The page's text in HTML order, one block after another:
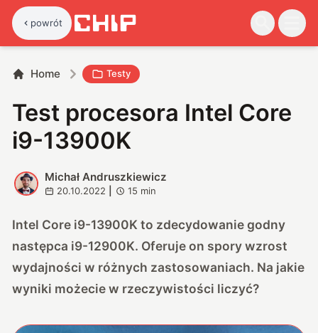
powrót
Home Testy
Test procesora Intel Core
i9-13900K
M
Michał Andruszkiewicz
20.10.2022 15 min
Intel Core i9-13900K to zdecydowanie godny
następca i9-12900K. Oferuje on spory wzrost
wydajności w różnych zastosowaniach. Na jakie
wyniki możecie w rzeczywistości liczyć?